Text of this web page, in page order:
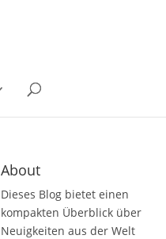
About
Dieses Blog bietet einen
kompakten Überblick über
Neuigkeiten aus der Welt